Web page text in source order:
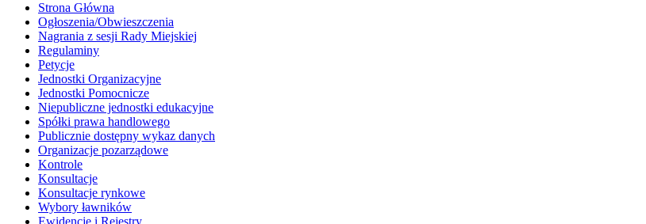
Strona Główna
Ogłoszenia/Obwieszczenia
Nagrania z sesji Rady Miejskiej
Regulaminy
Petycje
Jednostki Organizacyjne
Jednostki Pomocnicze
Niepubliczne jednostki edukacyjne
Spółki prawa handlowego
Publicznie dostępny wykaz danych
Organizacje pozarządowe
Kontrole
Konsultacje
Konsultacje rynkowe
Wybory ławników